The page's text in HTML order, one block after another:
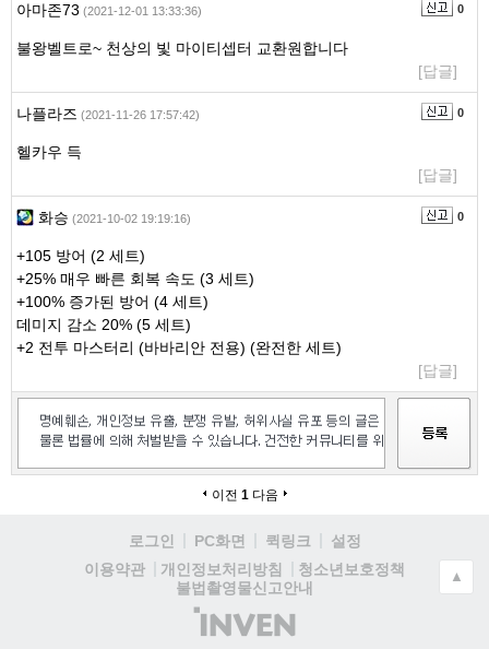
아마존73 (2021-12-01 13:33:36) 0
불왕벨트로~ 천상의 빛 마이티셉터 교환원합니다
[답글]
나플라즈 (2021-11-26 17:57:42) 0
헬카우 득
[답글]
화승 (2021-10-02 19:19:16) 0
+105 방어 (2 세트)
+25% 매우 빠른 회복 속도 (3 세트)
+100% 증가된 방어 (4 세트)
데미지 감소 20% (5 세트)
+2 전투 마스터리 (바바리안 전용) (완전한 세트)
[답글]
이전 1 다음
로그인 PC화면 퀵링크
설정
이용약관
개인정보처리방침
청소년보호정책
불법촬영물신고안내
(주)
인
▲